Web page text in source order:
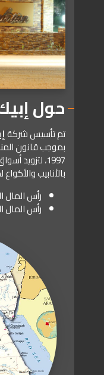
حول
تم تأسيس شركة
1997، لتزويد
بالأنابيب
رأس المال
رأس المال